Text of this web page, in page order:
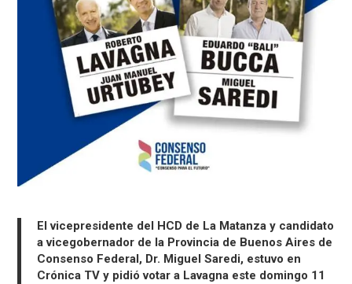
El vicepresidente del HCD de La Matanza y candidato
a vicegobernador de la Provincia de Buenos Aires de
Consenso Federal, Dr. Miguel Saredi, estuvo en
Crónica TV y pidió votar a Lavagna este domingo 11